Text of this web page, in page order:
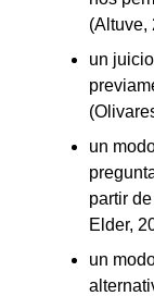
(Altuve,
un
un
partir
Elder,
un